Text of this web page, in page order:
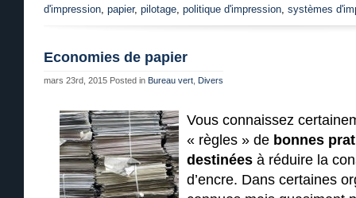
d'impression, papier, pilotage, politique d'impression, systèmes
Economies de papier
mars 23rd, 2015 Posted in Bureau vert Divers
Vous connaissez
« règles » de bonnes
destinées à réduire la
d’encre. Dans certaines